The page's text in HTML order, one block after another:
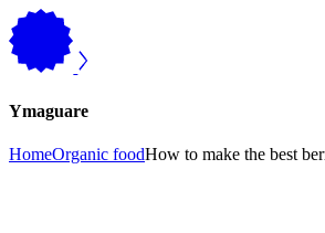
Ymaguare
HomeOrganic foodHow to make the best